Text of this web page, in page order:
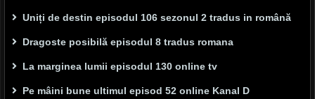
Uniți de destin episodul 106 sezonul 2 tradus in română
Dragoste posibilă episodul 8 tradus romana
La marginea lumii episodul 130 online tv
Pe mâini bune ultimul episod 52 online Kanal D